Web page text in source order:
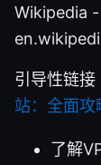
Wikipedia
引导性链接
站：全面攻
了解